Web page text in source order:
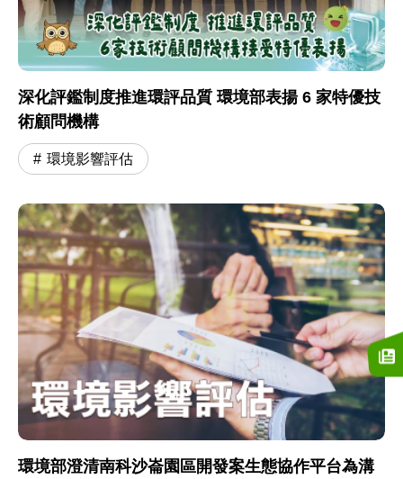
深化評鑑制度推進環評品質 環境部表揚 6 家特優技
術顧問機構
環境影響評估
環境部澄清南科沙崙園區開發案生態協作平台為溝